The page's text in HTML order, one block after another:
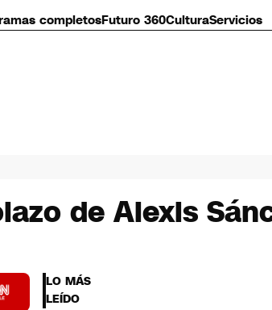
completosFuturo 360CulturaServicios
de Alexis
LO MÁS
LEÍDO